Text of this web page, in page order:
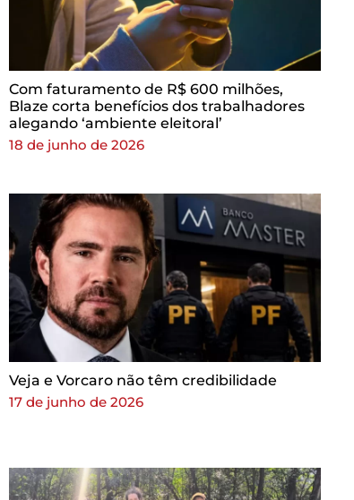
Com faturamento de R$ 600 milhões,
Blaze corta benefícios dos trabalhadores
alegando ‘ambiente eleitoral’
18 de junho de 2026
Veja e Vorcaro não têm credibilidade
17 de junho de 2026